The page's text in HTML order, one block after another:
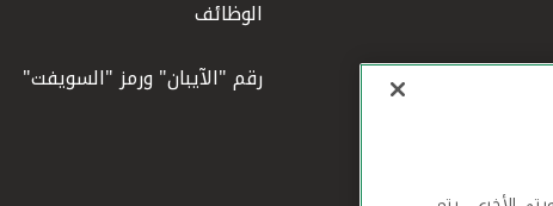
الوظائف
رقم "الآيبان" ورمز "السويفت"